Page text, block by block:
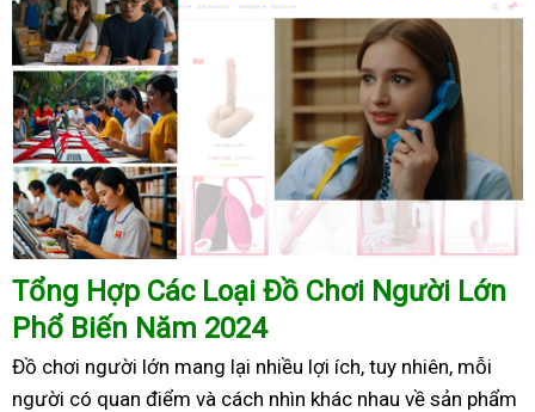
Tổng Hợp Các Loại Đồ Chơi Người Lớn
Phổ Biến Năm 2024
Đồ chơi người lớn mang lại nhiều lợi ích, tuy nhiên, mỗi
người có quan điểm và cách nhìn khác nhau về sản phẩm